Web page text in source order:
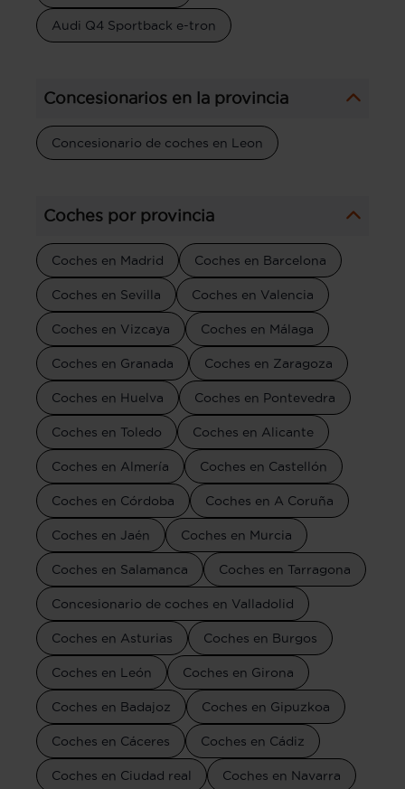
Audi Q4 Sportback e-tron
Concesionarios en la provincia
Concesionario de coches en Leon
Coches por provincia
Coches en Madrid Coches en Barcelona
Coches en Sevilla Coches en Valencia
Coches en Vizcaya Coches en Málaga
Coches en Granada Coches en Zaragoza
Coches en Huelva Coches en Pontevedra
Coches en Toledo Coches en Alicante
Coches en Almería Coches en Castellón
Coches en Córdoba Coches en A Coruña
Coches en Jaén Coches en Murcia
Coches en Salamanca Coches en Tarragona
Concesionario de coches en Valladolid
Coches en Asturias Coches en Burgos
Coches en León Coches en Girona
Coches en Badajoz Coches en Gipuzkoa
Coches en Cáceres Coches en Cádiz
Coches en Ciudad real Coches en Navarra